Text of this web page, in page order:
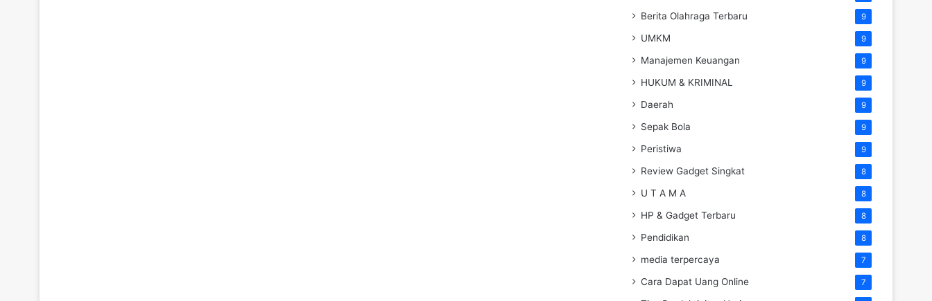
Berita Olahraga Terbaru 9
UMKM 9
Manajemen Keuangan 9
HUKUM & KRIMINAL 9
Daerah 9
Sepak Bola 9
Peristiwa 9
Review Gadget Singkat 8
U T A M A 8
HP & Gadget Terbaru 8
Pendidikan 8
media terpercaya 7
Cara Dapat Uang Online 7